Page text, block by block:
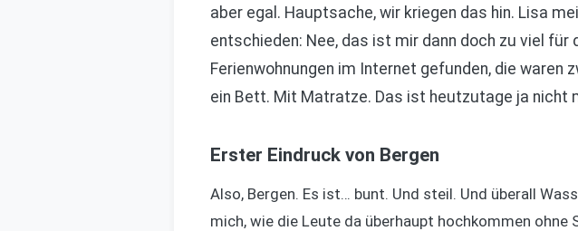
aber egal. Hauptsache, wir kriegen das hin. Lisa
entschieden: Nee, das ist mir dann doch zu viel für
Ferienwohnungen im Internet gefunden, die
ein Bett. Mit Matratze. Das ist heutzutage ja nicht
Erster Eindruck von Bergen
Also, Bergen. Es ist… bunt. Und steil. Und überall
mich, wie die Leute da überhaupt hochkommen